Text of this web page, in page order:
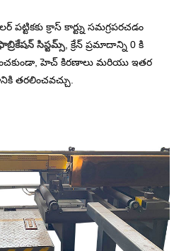
క్రాస్ కార్ట్ను సమగ్రపరచడం
ఫాబ్రికేషన్ సిస్టమ్స్, క్రేన్ ప్రమాదాన్ని 0 కి
హెచ్ కిరణాలు మరియు ఇతర
తరలించవచ్చు.